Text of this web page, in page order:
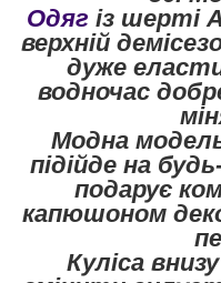
Одяг із шерті
верхній
дуже
водночас
Модна
підійде на
подарує
капюшоном
Куліса